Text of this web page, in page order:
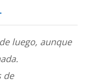
luego, aunque
de